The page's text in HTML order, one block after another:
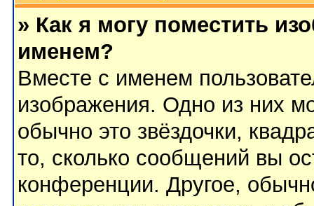
» Как я могу поместить
именем?
Вместе с именем
изображения. Одно из них
обычно это звёздочки,
то, сколько сообщений вы
конференции. Другое,